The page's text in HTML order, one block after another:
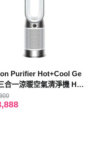
Purifier Hot+Cool Ge
合一涼暖空氣清淨機 HP